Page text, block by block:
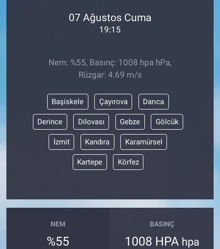
07 Ağustos Cuma
19:15
Nem: %55, Basınç: 1008 hpa hPa,
Rüzgar: 4.69 m/s
Başiskele Çayırova Darıca
Derince Dilovası Gebze Gölcük
İzmit Kandıra Karamürsel
Kartepe Körfez
NEM
%55
BASINÇ
1008 HPA hpa